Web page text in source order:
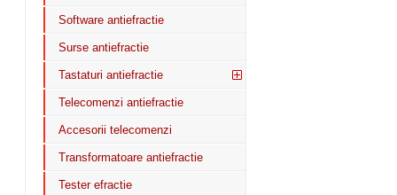
Software antiefractie
Surse antiefractie
Tastaturi antiefractie
Telecomenzi antiefractie
Accesorii telecomenzi
Transformatoare antiefractie
Tester efractie